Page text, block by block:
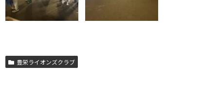
豊栄ライオンズクラブ